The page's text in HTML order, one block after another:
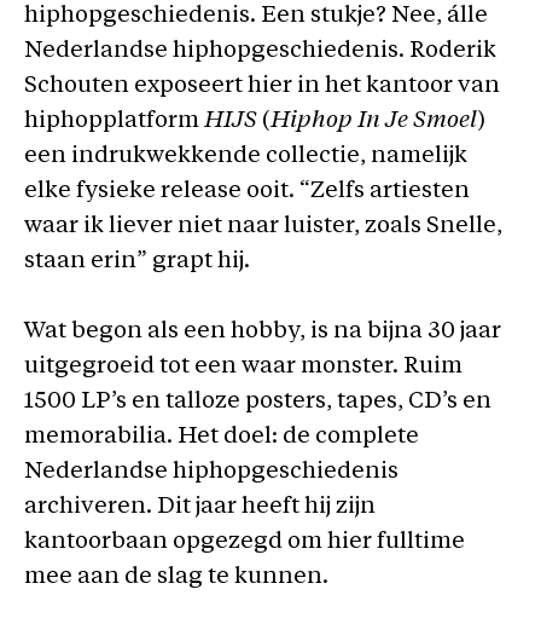
hiphopgeschiedenis. Een stukje? Nee, álle
Nederlandse hiphopgeschiedenis. Roderik
Schouten exposeert hier in het kantoor van
hiphopplatformHIJS (Hiphop In Je Smoel)
een indrukwekkende collectie, namelijk
elke fysieke release ooit. “Zelfs artiesten
waar ik liever niet naar luister, zoals Snelle,
staan erin” grapt hij.
Wat begon als een hobby, is na bijna 30 jaar
uitgegroeid tot een waar monster. Ruim
1500 LP’s en talloze posters, tapes, CD’s en
memorabilia. Het doel: de complete
Nederlandse hiphopgeschiedenis
archiveren. Dit jaar heeft hij zijn
kantoorbaan opgezegd om hier fulltime
mee aan de slag te kunnen.